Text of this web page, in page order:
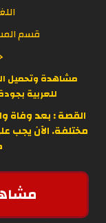
قسم
للعربية
مختلفة. الآن يجب